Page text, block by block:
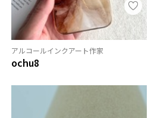
アルコールインクアート作家
ochu8